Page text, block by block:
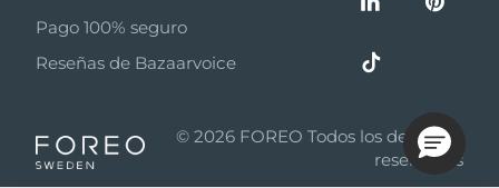
batería
Afiliados
Noticias de afiliados
Asociados
Pago 100% seguro
Reseñas de Bazaarvoice
© 2026 FOREO Todos los derechos
reservados